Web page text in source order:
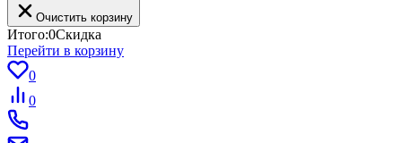
Очистить корзину
Итого:0Скидка
Перейти в корзину
0
0